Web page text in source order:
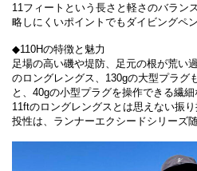
11フィートという長さと軽さのバラン
略しにくいポイントでもダイビングペ
◆110Hの特徴と魅力
足場の高い磯や堤防、足元の根が荒い
のロングレングス、130gの大型プラグ
と、40gの小型プラグを操作できる繊細
11ftのロングレングスとは思えない振
投性は、ランナーエクシードシリーズ随